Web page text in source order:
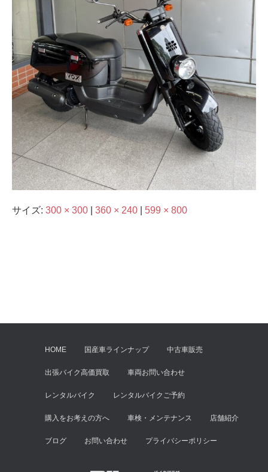
サイズ: 300 × 300 360 × 240 599 × 800
HOME 国産車ラインナップ 中古車販売
出張バイク高価買取 車両お問い合わせ
レンタルバイク レンタルバイクご予約
購入をお考えの方へ 車検・メンテナンス 店舗紹介
ブログ お問い合わせ プライバシーポリシー